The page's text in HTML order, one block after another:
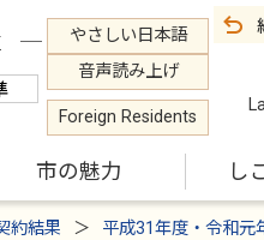
やさしい日本語
音声読み上げ
Foreign Residents
市の魅力 し
約結果
平成31年度・令和元